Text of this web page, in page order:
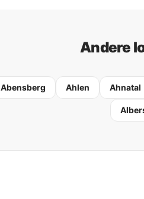
Andere
Abensberg Ahlen Ahnatal